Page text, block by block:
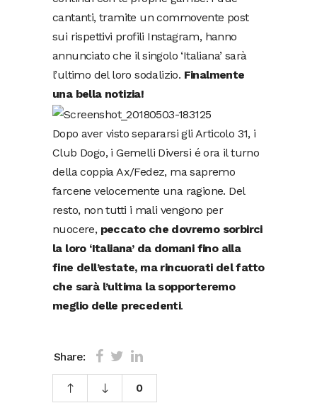
cantanti, tramite un commovente post
sui rispettivi profili Instagram, hanno
annunciato che il singolo ‘Italiana’ sarà
l’ultimo del loro sodalizio. Finalmente
una bella notizia!
Dopo aver visto separarsi gli Articolo 31, i
Club Dogo, i Gemelli Diversi é ora il turno
della coppia Ax/Fedez, ma sapremo
farcene velocemente una ragione. Del
resto, non tutti i mali vengono per
nuocere, peccato che dovremo sorbirci
la loro ‘Italiana’ da domani fino alla
fine dell’estate, ma rincuorati del fatto
che sarà l’ultima la sopporteremo
meglio delle precedenti.
Share:
0